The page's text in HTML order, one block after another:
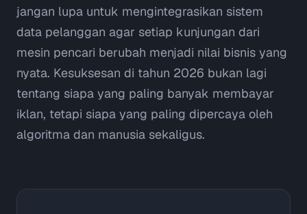
jangan lupa untuk mengintegrasikan sistem
data pelanggan agar setiap kunjungan dari
mesin pencari berubah menjadi nilai bisnis yang
nyata. Kesuksesan di tahun 2026 bukan lagi
tentang siapa yang paling banyak membayar
iklan, tetapi siapa yang paling dipercaya oleh
algoritma dan manusia sekaligus.